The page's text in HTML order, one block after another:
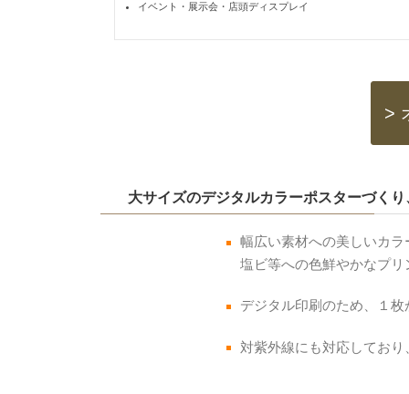
イベント・展示会・店頭ディスプレイ
>
大サイズのデジタルカラーポスターづく
幅広い素材への美しいカ
塩ビ等への色鮮やかなプ
デジタル印刷のため、１
対紫外線にも対応してお